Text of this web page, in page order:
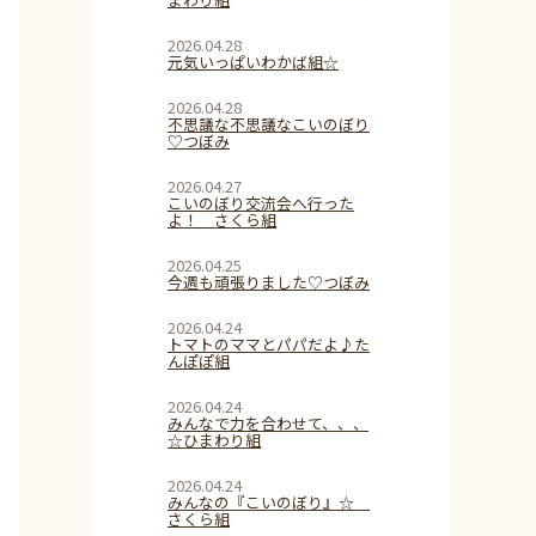
2026.04.28
元気いっぱいわかば組☆
2026.04.28
不思議な不思議なこいのぼり
♡つぼみ
2026.04.27
こいのぼり交流会へ行った
よ！ さくら組
2026.04.25
今週も頑張りました♡つぼみ
2026.04.24
トマトのママとパパだよ♪た
んぽぽ組
2026.04.24
みんなで力を合わせて、、、
☆ひまわり組
2026.04.24
みんなの『こいのぼり』☆
さくら組